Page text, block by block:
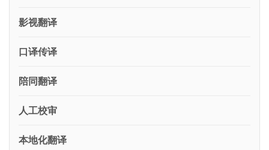
影视翻译
口译传译
陪同翻译
人工校审
本地化翻译